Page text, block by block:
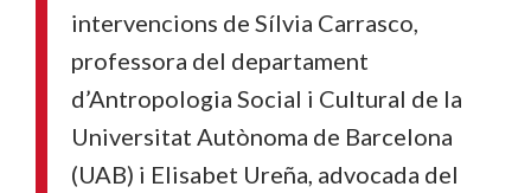
intervencions de Sílvia Carrasco,
professora del departament
d’Antropologia Social i Cultural de la
Universitat Autònoma de Barcelona
(UAB) i Elisabet Ureña, advocada del